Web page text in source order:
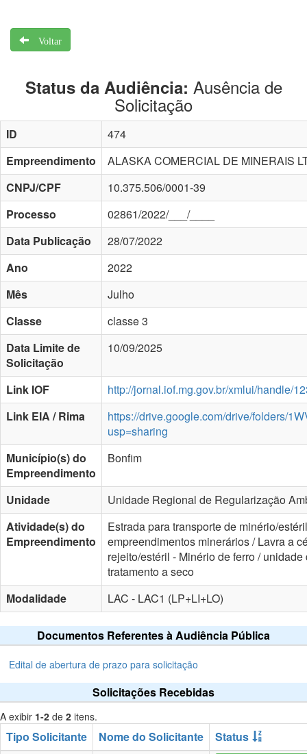
Voltar
Status da Audiência: Ausência de
Solicitação
ID
474
Empreendimento
ALASKA COMERCIAL DE MINERAIS
CNPJ/CPF
10.375.506/0001-39
Processo
02861/2022/___/____
Data Publicação
28/07/2022
Ano
2022
Mês
Julho
Classe
classe 3
Data Limite de
Solicitação
10/09/2025
Link IOF
http://jornal.iof.mg.gov.br/xmlui/handle/
Link EIA / Rima
https://drive.google.com/drive/folders/
usp=sharing
Município(s) do
Empreendimento
Bonfim
Unidade
Unidade Regional de Regularização
Atividade(s) do
Empreendimento
Estrada para transporte de minério/
empreendimentos minerários / Lavra a
rejeito/estéril - Minério de ferro /
tratamento a seco
Modalidade
LAC - LAC1 (LP+LI+LO)
Documentos Referentes à Audiência Pública
Edital de abertura de prazo para solicitação
Solicitações Recebidas
A exibir 1-2 de 2 itens.
Tipo Solicitante Nome do Solicitante
Status